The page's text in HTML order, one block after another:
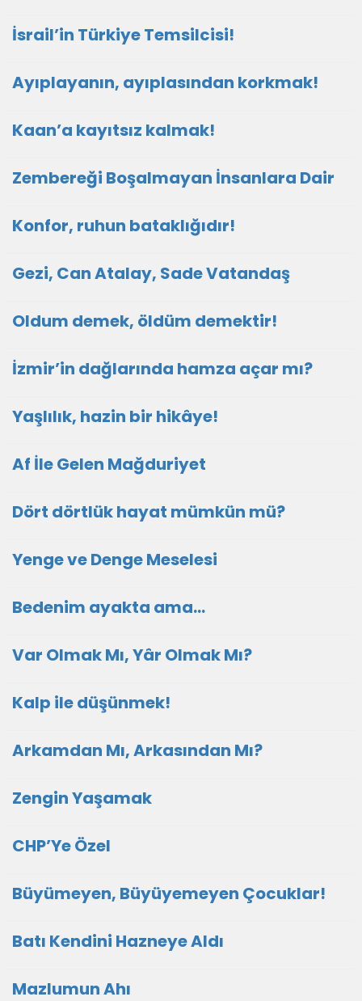
İsrail’in Türkiye Temsilcisi!
Ayıplayanın, ayıplasından korkmak!
Kaan’a kayıtsız kalmak!
Zembereği Boşalmayan İnsanlara Dair
Konfor, ruhun bataklığıdır!
Gezi, Can Atalay, Sade Vatandaş
Oldum demek, öldüm demektir!
İzmir’in dağlarında hamza açar mı?
Yaşlılık, hazin bir hikâye!
Af İle Gelen Mağduriyet
Dört dörtlük hayat mümkün mü?
Yenge ve Denge Meselesi
Bedenim ayakta ama...
Var Olmak Mı, Yâr Olmak Mı?
Kalp ile düşünmek!
Arkamdan Mı, Arkasından Mı?
Zengin Yaşamak
CHP’Ye Özel
Büyümeyen, Büyüyemeyen Çocuklar!
Batı Kendini Hazneye Aldı
Mazlumun Ahı